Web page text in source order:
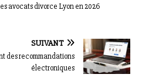
avocats divorce Lyon en 2026
SUIVANT
des recommandations
électroniques